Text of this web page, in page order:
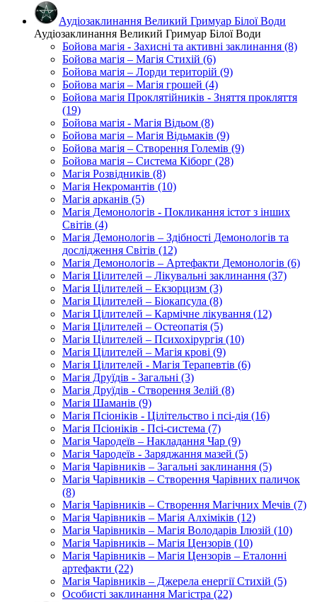
Аудіозаклинання Великий Гримуар Білої Води
Аудіозаклинання Великий Гримуар Білої Води
Бойова магія - Захисні та активні заклинання (8)
Бойова магія – Магія Стихій (6)
Бойова магія – Лорди територій (9)
Бойова магія – Магія грошей (4)
Бойова магія Проклятійників - Зняття прокляття
(19)
Бойова магія - Магія Відьом (8)
Бойова магія – Магія Відьмаків (9)
Бойова магія – Створення Големів (9)
Бойова магія – Система Кіборг (28)
Магія Розвідників (8)
Магія Некромантів (10)
Магія арканів (5)
Магія Демонологів - Покликання істот з інших
Світів (4)
Магія Демонологів – Здібності Демонологів та
дослідження Світів (12)
Магія Демонологів – Артефакти Демонологів (6)
Магія Цілителей – Лікувальні заклинання (37)
Магія Цілителей – Екзорцизм (3)
Магія Цілителей – Біокапсула (8)
Магія Цілителей – Кармічне лікування (12)
Магія Цілителей – Остеопатія (5)
Магія Цілителей – Психохірургія (10)
Магія Цілителей – Магія крові (9)
Магія Цілителей - Магія Терапевтів (6)
Магія Друїдів - Загальні (3)
Магія Друїдів - Створення Зелій (8)
Магія Шаманів (9)
Магія Псіоніків - Цілітельство і псі-дія (16)
Магія Псіоніків - Псі-система (7)
Магія Чародеїв – Накладання Чар (9)
Магія Чародеїв - Заряджання мазей (5)
Магія Чарівників – Загальні заклинання (5)
Магія Чарівників – Створення Чарівних паличок
(8)
Магія Чарівників – Створення Магічних Мечів (7)
Магія Чарівників – Магія Алхіміків (12)
Магія Чарівників – Магія Володарів Ілюзій (10)
Магія Чарівників – Магія Цензорів (10)
Магія Чарівників – Магія Цензорів – Еталонні
артефакти (22)
Магія Чарівників – Джерела енергії Стихій (5)
Особисті заклинання Магістра (22)